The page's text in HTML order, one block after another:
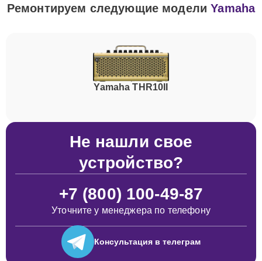
Ремонтируем следующие моделиYamaha
Yamaha THR10II
Не нашли свое
устройство?
+7 (800) 100-49-87
Уточните у менеджера по телефону
Консультация в телеграм